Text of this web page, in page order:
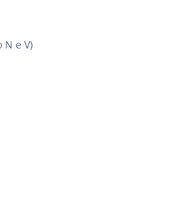
N e V)